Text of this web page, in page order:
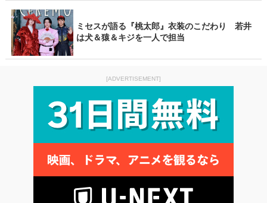
ミセスが語る『桃太郎』衣装のこだわり 若井
は犬＆猿＆キジを一人で担当
[ADVERTISEMENT]